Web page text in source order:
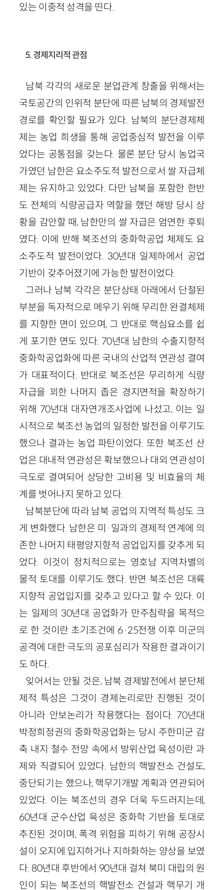
있는 이중적 성격을 띤다.
5. 경제지리적 관점
남북 각각의 새로운 분업관계 창출을 위해서는
국토공간의 인위적 분단에 따른 남북의 경제발전
경로를 확인할 필요가 있다. 남북의 분단경제체
제는 농업 희생을 통해 공업중심적 발전을 이루
었다는 공통점을 갖는다. 물론 분단 당시 농업국
가였던 남한은 요소주도적 발전으로서 쌀 자급체
제는 유지하고 있었다. 다만 남북을 포함한 한반
도 전체의 식량공급자 역할을 했던 해방 당시 상
황을 감안할 때, 남한만의 쌀 자급은 엄연한 후퇴
였다. 이에 반해 북조선의 중화학공업 체제도 요
소주도적 발전이었다. 30년대 일제하에서 공업
기반이 갖추어졌기에 가능한 발전이었다.
그러나 남북 각각은 분단상태 아래에서 단절된
부분을 독자적으로 메우기 위해 무리한 완결체제
를 지향한 면이 있으며, 그 반대로 핵심요소를 쉽
게 포기한 면도 있다. 70년대 남한의 수출지향적
중화학공업화에 따른 국내의 산업적 연관성 결여
가 대표적이다. 반대로 북조선은 무리하게 식량
자급을 꾀한 나머지 좁은 경지면적을 확장하기
위해 70년대 대자연개조사업에 나섰고, 이는 일
시적으로 북조선 농업의 일정한 발전을 이루기도
했으나 결과는 농업 파탄이었다. 또한 북조선 산
업은 대내적 연관성은 확보했으나 대외 연관성이
극도로 결여되어 상당한 고비용 및 비효율의 체
계를 벗어나지 못하고 있다.
남북분단에 따라 남북 공업의 지역적 특성도 크
게 변화했다. 남한은 미·일과의 경제적 연계에 의
존한 나머지 태평양지향적 공업입지를 갖추게 되
었다. 이것이 정치적으로는 영호남 지역차별의
물적 토대를 이루기도 했다. 반면 북조선은 대륙
지향적 공업입지를 갖추고 있다고 할 수 있다. 이
는 일제의 30년대 공업화가 만주침략을 목적으
로 한 것이란 초기조건에 6·25전쟁 이후 미군의
공격에 대한 극도의 공포심리가 작용한 결과이기
도 하다.
잊어서는 안될 것은, 남북 경제발전에서 분단체
제적 특성은 그것이 경제논리로만 진행된 것이
아니라 안보논리가 작용했다는 점이다. 70년대
박정희정권의 중화학공업화는 당시 주한미군 감
축 내지 철수 전망 속에서 방위산업 육성이란 과
제와 직결되어 있었다. 남한의 핵발전소 건설도,
중단되기는 했으나, 핵무기개발 계획과 연관되어
있었다. 이는 북조선의 경우 더욱 두드러지는데,
60년대 군수산업 육성은 중화학 기반을 토대로
추진된 것이며, 폭격 위험을 피하기 위해 공장시
설이 오지에 입지하거나 지하화하는 양상을 보였
다. 80년대 후반에서 90년대 걸쳐 북미 대립의 원
인이 되는 북조선의 핵발전소 건설과 핵무기 개